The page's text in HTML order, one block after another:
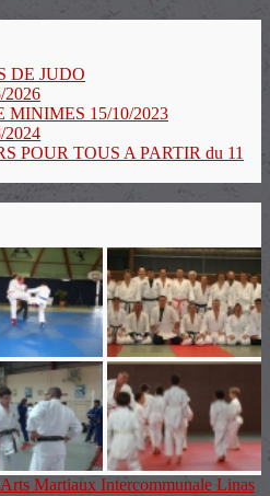
DE JUDO
2026
MINIMES 15/10/2023
2024
POUR TOUS A PARTIR du 11
Martiaux Intercommunale Linas